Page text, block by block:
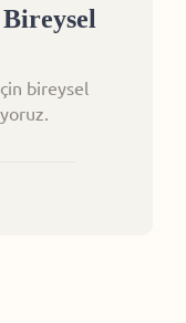
bireysel